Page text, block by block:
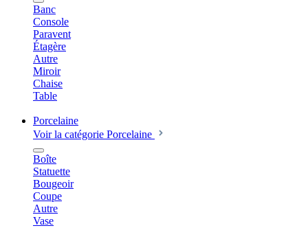
Banc
Console
Paravent
Étagère
Autre
Miroir
Chaise
Table
Porcelaine
Voir la catégorie Porcelaine
Boîte
Statuette
Bougeoir
Coupe
Autre
Vase